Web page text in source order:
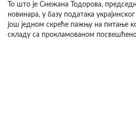
То што је Снежана Тодорова,
новинара, у базу података
још једном скреће пажњу на питање
складу са прокламованом